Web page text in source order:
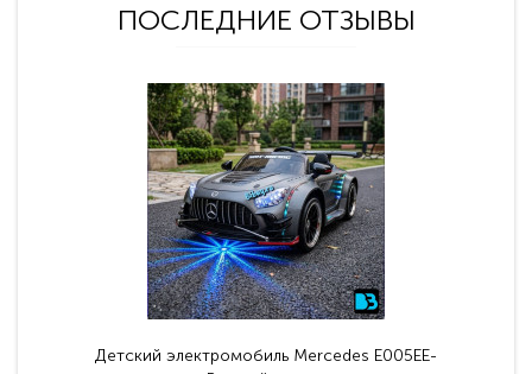
ПОСЛЕДНИЕ ОТЗЫВЫ
Детский электромобиль Mercedes E005EE-